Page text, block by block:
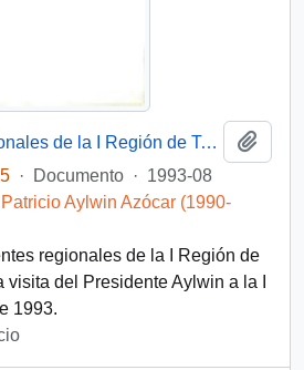
[Antecedentes Regionales de la I Región de Tarapacá]
· Documento · 1993-08
Aylwin Azócar (1990-
regionales de la I Región de
visita del Presidente Aylwin a la I
1993.